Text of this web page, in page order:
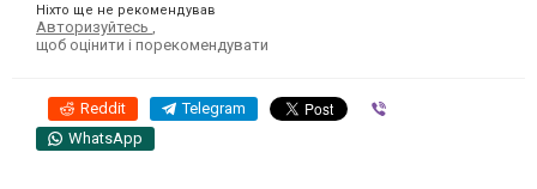
Ніхто ще не рекомендував
Авторизуйтесь
щоб оцінити і порекомендувати
Reddit Telegram
WhatsApp